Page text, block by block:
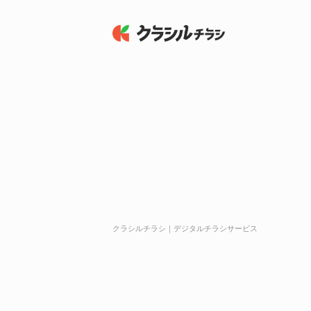
クラシルチラシ｜デジタルチラシサービス